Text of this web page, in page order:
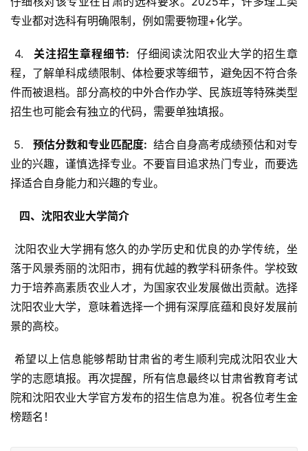
专业都对选科有明确限制，例如需要物理+化学。
4.
  关注招生章程细节:
仔细阅读沈阳农业大学的招生章
程，了解单科成绩限制、体检要求等细节，避免因不符合条
件而被退档。部分高校的中外合作办学、民族班等特殊类型
招生也可能会有独立的代码，需要单独填报。
5.
  预估分数和专业匹配度:
结合自身高考成绩预估和对专
业的兴趣，谨慎选择专业。不要盲目追求热门专业，而要选
择适合自身能力和兴趣的专业。
  四、沈阳农业大学简介
落于风景秀丽的沈阳市，拥有优越的教学科研条件。学校致
力于培养高素质农业人才，为国家农业发展做出贡献。选择
沈阳农业大学，意味着选择一个拥有深厚底蕴和良好发展前
景的高校。
学的志愿填报。再次提醒，所有信息最终以甘肃省教育考试
院和沈阳农业大学官方发布的招生信息为准。祝各位考生金
榜题名！